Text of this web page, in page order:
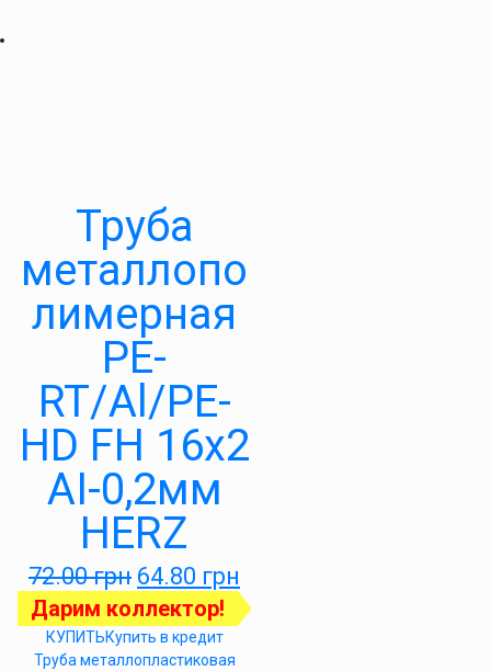
Труба
металлопо
лимерная
PE-
RT/Al/PE-
HD FH 16х2
АІ-0,2мм
HERZ
72.00грн 64.80 грн
Дарим коллектор!
КУПИТЬКупить в кредит
Труба металлопластиковая